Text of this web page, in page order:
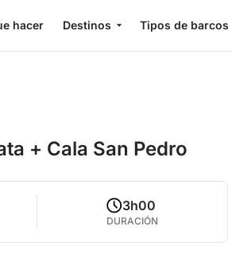
hacer Destinos Tipos de barcos
+ Cala San Pedro
3h00
DURACIÓN